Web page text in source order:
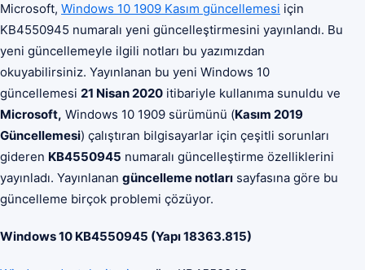
Microsoft, Windows 10 1909 Kasım güncellemesi için
KB4550945 numaralı yeni güncelleştirmesini yayınlandı. Bu
yeni güncellemeyle ilgili notları bu yazımızdan
okuyabilirsiniz. Yayınlanan bu yeni Windows 10
güncellemesi 21 Nisan 2020 itibariyle kullanıma sunuldu ve
Microsoft, Windows 10 1909 sürümünü (Kasım 2019
Güncellemesi) çalıştıran bilgisayarlar için çeşitli sorunları
gideren KB4550945 numaralı güncelleştirme özelliklerini
yayınladı. Yayınlanan güncelleme notları sayfasına göre bu
güncelleme birçok problemi çözüyor.
Windows 10 KB4550945 (Yapı 18363.815)